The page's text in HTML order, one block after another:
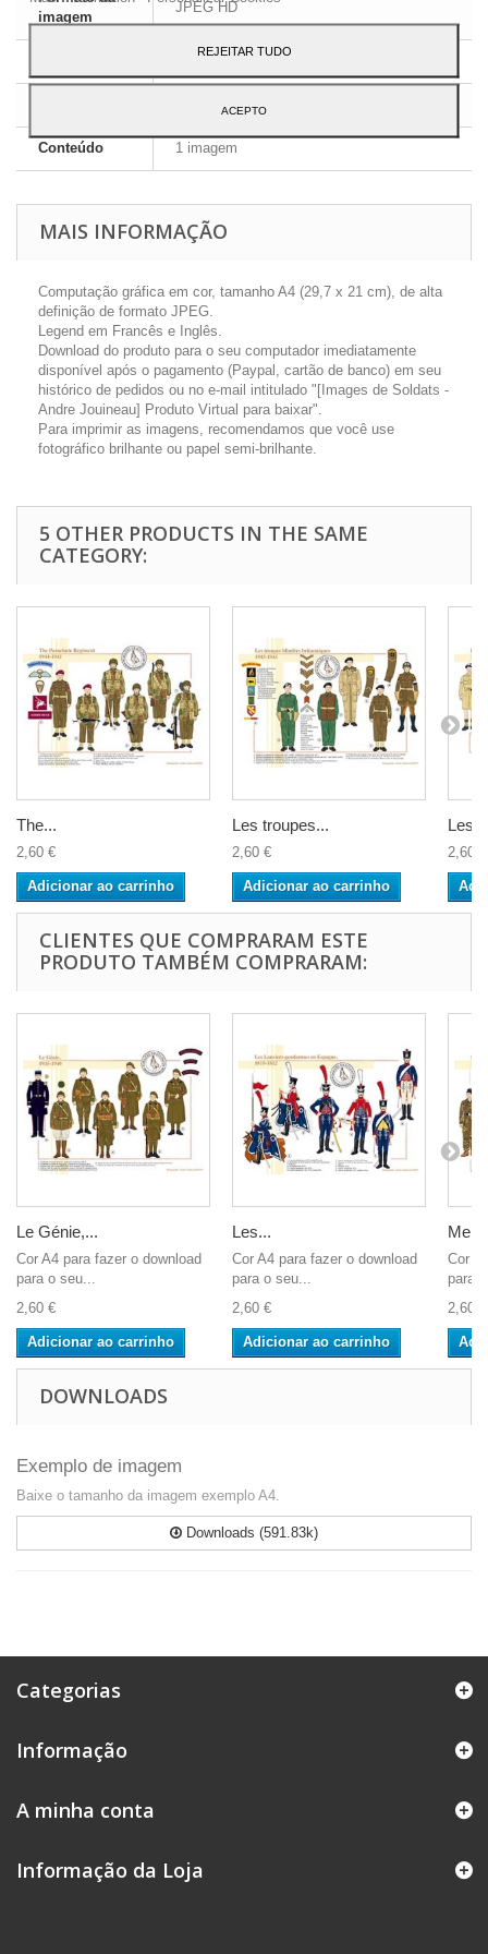
imagem
JPEG HD
A4 - 29,7 x 21 cm
Inglês e Francês
Conteúdo 1 imagem
MAIS INFORMAÇÃO
Computação gráfica em cor, tamanho A4 (29,7 x 21 cm), de alta
definição de formato JPEG.
Legend em Francês e Inglês.
Download do produto para o seu computador imediatamente
disponível após o pagamento (Paypal, cartão de banco) em seu
histórico de pedidos ou no e-mail intitulado "[Images de Soldats -
Andre Jouineau] Produto Virtual para baixar".
Para imprimir as imagens, recomendamos que você use
fotográfico brilhante ou papel semi-brilhante.
5 OTHER PRODUCTS IN THE SAME
CATEGORY:
The...
2,60 €
Adicionar ao carrinho
Les troupes...
2,60 €
Adicionar ao carrinho
Les
2,60 €
CLIENTES QUE COMPRARAM ESTE
PRODUTO TAMBÉM COMPRARAM:
Le Génie,...
Cor A4 para fazer o download
para o seu...
2,60 €
Adicionar ao carrinho
Les...
Cor A4 para fazer o download
para o seu...
2,60 €
Adicionar ao carrinho
Cor
para
2,60 €
DOWNLOADS
Exemplo de imagem
Baixe o tamanho da imagem exemplo A4.
Downloads (591.83k)
Categorias
Informação
A minha conta
Informação da Loja
REJEITAR TUDO
ACEPTO